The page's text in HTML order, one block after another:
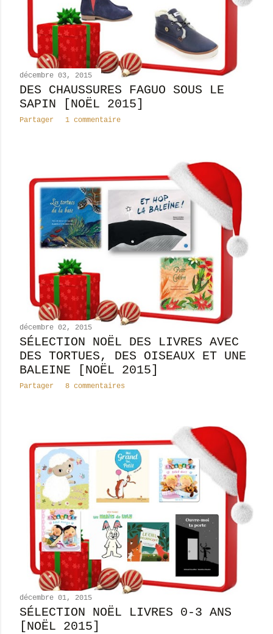
décembre 03, 2015
DES CHAUSSURES FAGUO SOUS LE
SAPIN [NOËL 2015]
Partager 1 commentaire
décembre 02, 2015
SÉLECTION NOËL DES LIVRES AVEC
DES TORTUES, DES OISEAUX ET UNE
BALEINE [NOËL 2015]
Partager 8 commentaires
décembre 01, 2015
SÉLECTION NOËL LIVRES 0-3 ANS
[NOËL 2015]